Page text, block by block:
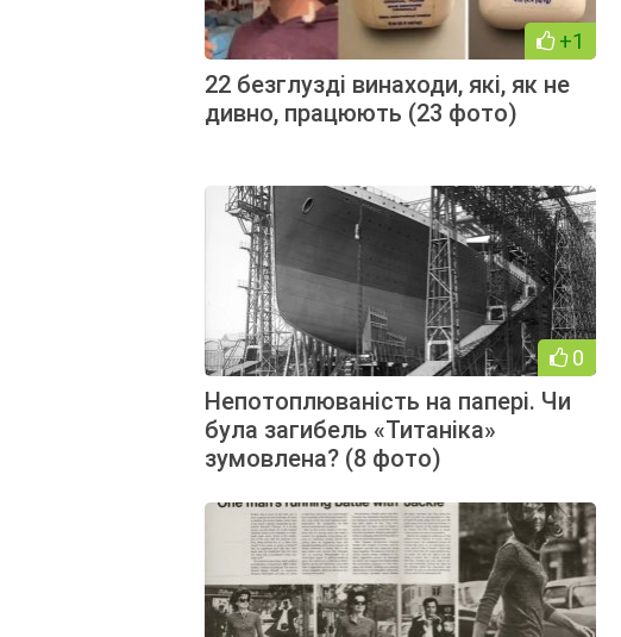
+1
22 безглузді винаходи, які, як не
дивно, працюють (23 фото)
0
Непотоплюваність на папері. Чи
була загибель «Титаніка»
зумовлена?⁠⁠ (8 фото)